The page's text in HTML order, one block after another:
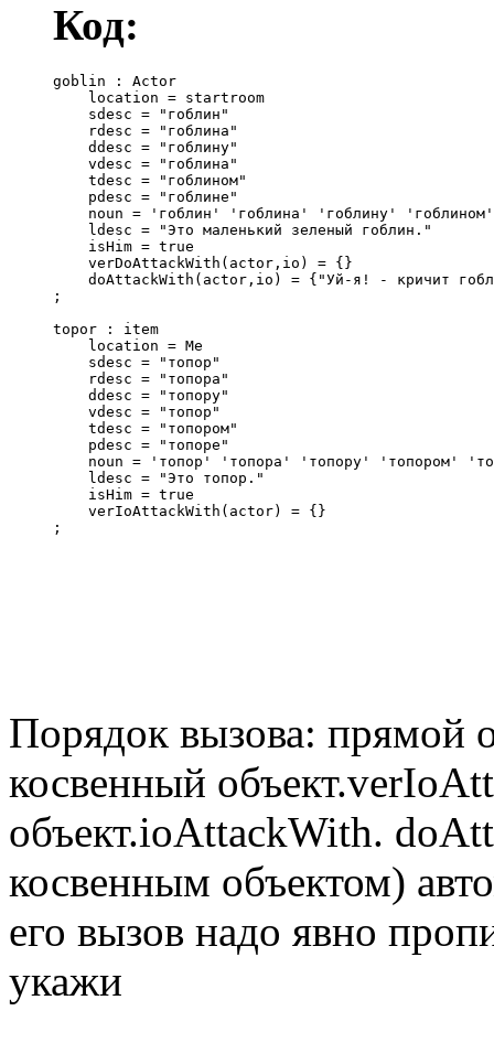
Код:
goblin : Actor
    location = startroom
    sdesc = "гоблин"
    rdesc = "гоблина"
    ddesc = "гоблину"
    vdesc = "гоблина"
    tdesc = "гоблином"
    pdesc = "гоблине"
noun = 'гоблин' 'гоблина' 'гоблину'
    ldesc = "Это маленький зеленый гоблин."
    isHim = true
    verDoAttackWith(actor,io) = {}
doAttackWith(actor,io) = {"Уй-я! - кричит
;
topor : item
    location = Me
    sdesc = "топор"
    rdesc = "топора"
    ddesc = "топору"
    vdesc = "топор"
    tdesc = "топором"
    pdesc = "топоре"
noun = 'топор' 'топора' 'топору' 'топором'
    ldesc = "Это топор."
    isHim = true
    verIoAttackWith(actor) = {}
;
Порядок вызова: прямой
косвенный
объект.ioAttackWith.
косвенным объектом)
его вызов надо явно
укажи